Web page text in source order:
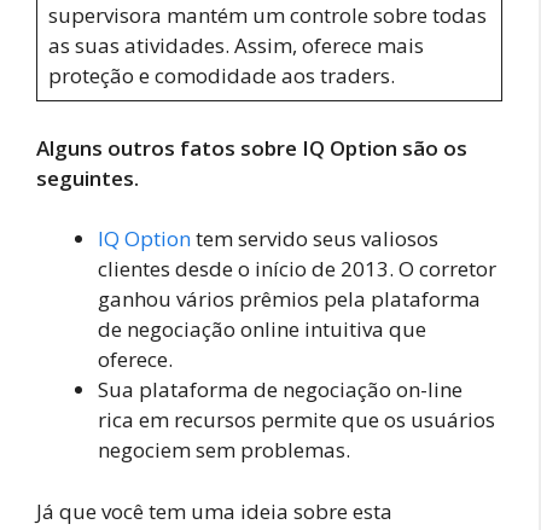
supervisora mantém um controle sobre todas
as suas atividades. Assim, oferece mais
proteção e comodidade aos traders.
Alguns outros fatos sobre IQ Option são os
seguintes.
IQ Optiontem servido seus valiosos
clientes desde o início de 2013. O corretor
ganhou vários prêmios pela plataforma
de negociação online intuitiva que
oferece.
Sua plataforma de negociação on-line
rica em recursos permite que os usuários
negociem sem problemas.
Já que você tem uma ideia sobre esta